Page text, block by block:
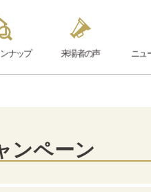
ナップ 来場者の声 ニュ
ンペーン